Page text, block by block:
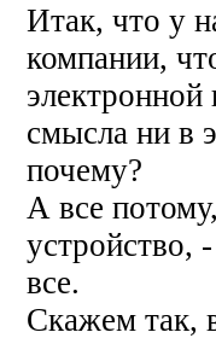
Итак, что у
компании,
смысла ни в
почему?
А все
устройство,
все.
Скажем так,